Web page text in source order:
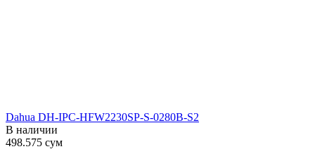
Dahua DH-IPC-HFW2230SP-S-0280B-S2
В наличии
498.575 сум